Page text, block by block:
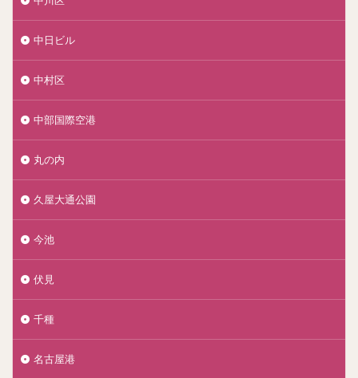
中日ビル
中村区
中部国際空港
丸の内
久屋大通公園
今池
伏見
千種
名古屋港